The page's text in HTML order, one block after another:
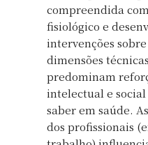
compreendida
fisiológico e
intervenções
dimensões
predominam
intelectual e
saber em saúde.
dos profissionais